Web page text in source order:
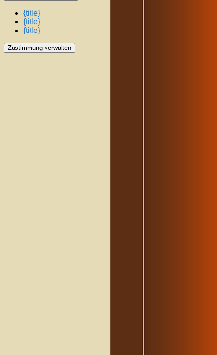
{title}
{title}
{title}
Zustimmung verwalten